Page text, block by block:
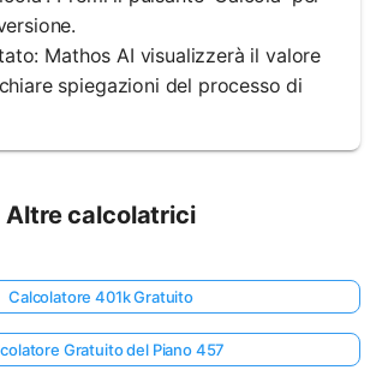
Mathos AI visualizzerà il valore
spiegazioni del processo di
Altre calcolatrici
Calcolatore 401k Gratuito
Gratuito del Piano 457